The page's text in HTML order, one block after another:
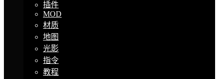
插件
MOD
材质
地图
光影
指令
教程